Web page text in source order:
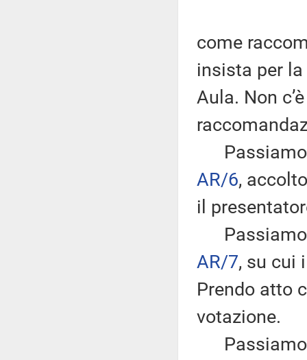
come
insista per
Aula. Non
Passiamo
AR/6,
il
Passiamo
AR/7, su cui
Prendo atto
votazione.
Passiamo